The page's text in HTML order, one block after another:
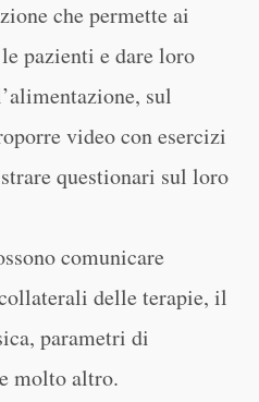
che permette ai
pazienti e dare loro
sul
video con esercizi
questionari sul loro
comunicare
delle terapie, il
parametri di
molto altro.